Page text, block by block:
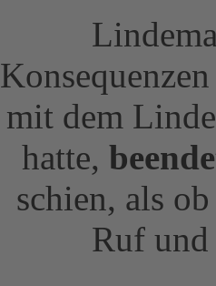
mit dem
hatte,
schien, als
Ruf